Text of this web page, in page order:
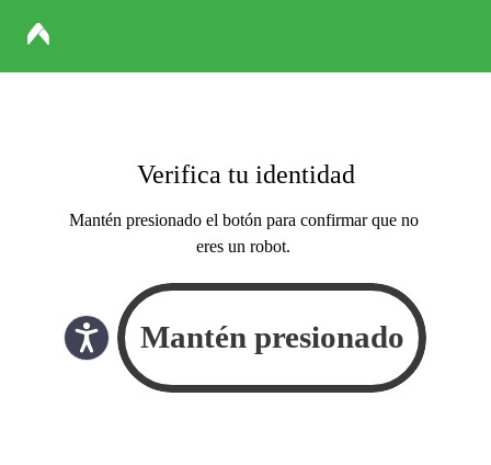
Verifica tu identidad
Mantén presionado el botón para confirmar que no
eres un robot.